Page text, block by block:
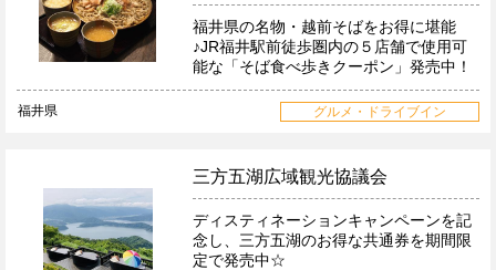
福井県の名物・越前そばをお得に堪能
♪JR福井駅前徒歩圏内の５店舗で使用可
能な「そば食べ歩きクーポン」発売中！
福井県 グルメ・ドライブイン
三方五湖広域観光協議会
ディスティネーションキャンペーンを記
念し、三方五湖のお得な共通券を期間限
定で発売中☆